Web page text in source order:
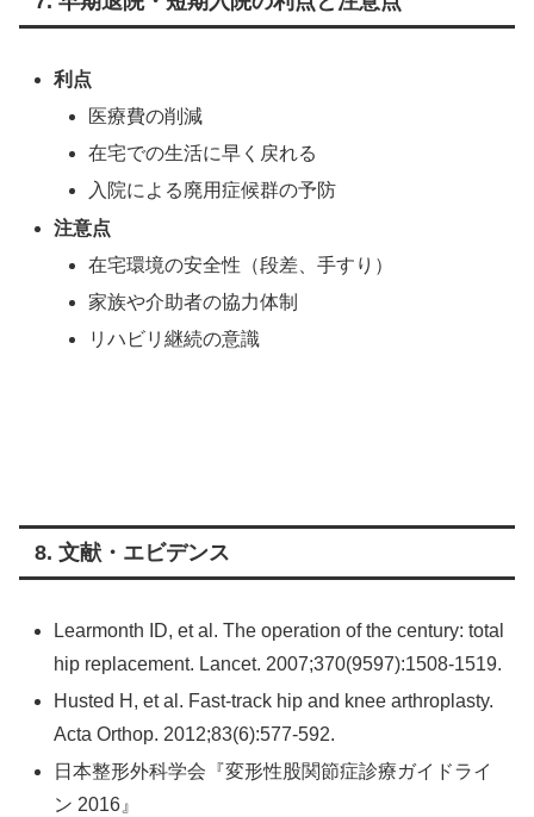
利点
医療費の削減
在宅での生活に早く戻れる
入院による廃用症候群の予防
注意点
在宅環境の安全性（段差、手すり）
家族や介助者の協力体制
リハビリ継続の意識
8. 文献・エビデンス
Learmonth ID, et al. The operation of the century: total
hip replacement. Lancet. 2007;370(9597):1508-1519.
Husted H, et al. Fast-track hip and knee arthroplasty.
Acta Orthop. 2012;83(6):577-592.
日本整形外科学会『変形性股関節症診療ガイドライ
ン 2016』